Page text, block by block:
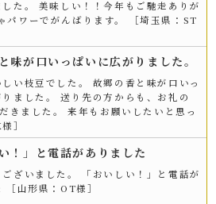
た。 美味しい！！今年もご馳走ありが
パワーでがんばります。 ［埼玉県：ST
味が口いっぱいに広がりました。
い枝豆でした。 故郷の香と味が口いっ
ました。 送り先の方からも、お礼の
きました。 来年もお願いしたいと思っ
］
！」と電話がありました
ざいました。 「おいしい！」と電話が
［山形県：OT様］